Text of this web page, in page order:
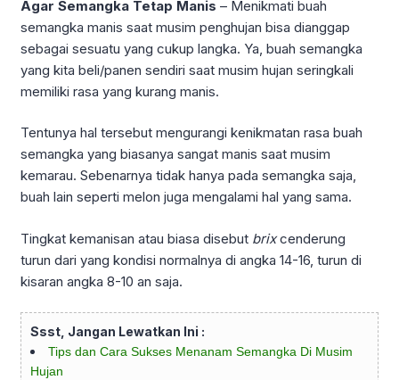
Agar Semangka Tetap Manis – Menikmati buah
semangka manis saat musim penghujan bisa dianggap
sebagai sesuatu yang cukup langka. Ya, buah semangka
yang kita beli/panen sendiri saat musim hujan seringkali
memiliki rasa yang kurang manis.
Tentunya hal tersebut mengurangi kenikmatan rasa buah
semangka yang biasanya sangat manis saat musim
kemarau. Sebenarnya tidak hanya pada semangka saja,
buah lain seperti melon juga mengalami hal yang sama.
Tingkat kemanisan atau biasa disebut brixcenderung
turun dari yang kondisi normalnya di angka 14-16, turun di
kisaran angka 8-10 an saja.
Ssst, Jangan Lewatkan Ini :
Tips dan Cara Sukses Menanam Semangka Di Musim
Hujan